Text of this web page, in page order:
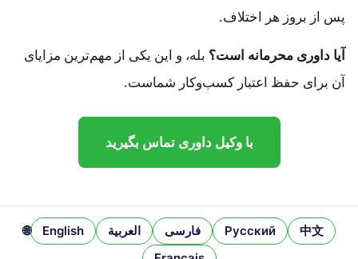
پس از بروز هر اختلاف.
آیا داوری محرمانه است؟ بله، و این یکی از مهم‌ترین مزایای
آن برای حفظ اعتبار کسب‌وکار شماست.
با وکیل داوری تماس بگیرید
🌐 English العربية فارسی Русский
中文